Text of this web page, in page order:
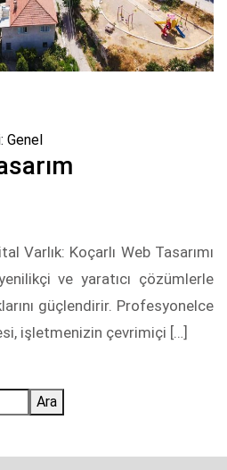
Genel
Varlık: Koçarlı Web Tasarımı
ve yaratıcı çözümlerle
güçlendirir. Profesyonelce
işletmenizin çevrimiçi […]
Ara